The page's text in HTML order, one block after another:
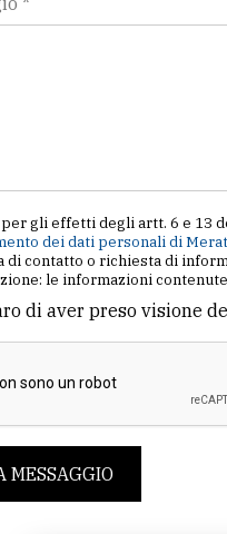
gli effetti degli artt. 6 e 13
dei dati personali di
di contatto o richiesta di
le informazioni
di aver preso visione
MESSAGGIO